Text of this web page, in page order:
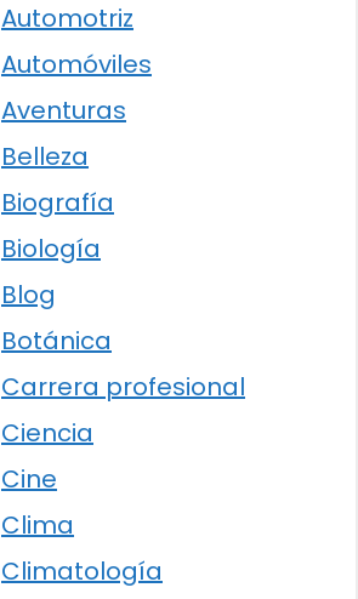
Automotriz
Automóviles
Aventuras
Belleza
Biografía
Biología
Blog
Botánica
Carrera profesional
Ciencia
Cine
Clima
Climatología